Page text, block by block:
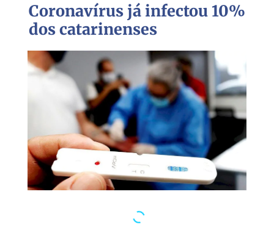
Coronavírus já infectou 10%
dos catarinenses